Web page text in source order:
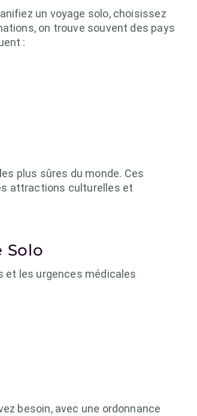
un voyage solo, choisissez
on trouve souvent des pays
:
plus sûres du monde. Ces
attractions culturelles et
Solo
et les urgences médicales
besoin, avec une ordonnance